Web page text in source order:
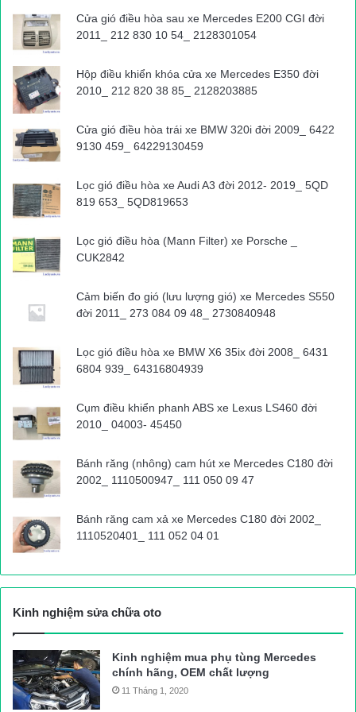
dụng, không có phù hiệu, sẽ xử lý ngay và xử lý dứt điểm.
Để tăng cường công tác đảm bảo ANTT ATGT khu vực trường
học, ông Thuận cũng đề nghị các trường học cần xây dựng quy
trình công tác đưa đón học sinh; tổ chức cho phụ huynh làm
bản cam kết thực hiện đảm bảo ANTT, ATGT khu vực trường
học; tổ chức tuyên truyền quán triệt quy định đảm bảo ANTT,
ATGT cho phụ huynh, học sinh.
“Không chỉ cương quyết xử lý các trường hợp xe đưa đón học
sinh trái quy định, mỗi thành viên trong lực lượng liên ngành,
thành tra địa phương còn là mỗi tuyên truyền viên tích cực
trong công tác tuyên truyền ANTT, ATGT”, ông Thuận yêu cầu.
Nguồn bài viết:ATGT.VN
tai nạn giao thông Tin tuc trong ngay
Cửa gió điều hòa sau xe Mercedes E200 CGI đời
2011_ 212 830 10 54_ 2128301054
Hộp điều khiển khóa cửa xe Mercedes E350 đời
2010_ 212 820 38 85_ 2128203885
Cửa gió điều hòa trái xe BMW 320i đời 2009_ 6422
9130 459_ 64229130459
Lọc gió điều hòa xe Audi A3 đời 2012- 2019_ 5QD
819 653_ 5QD819653
Lọc gió điều hòa (Mann Filter) xe Porsche _
CUK2842
Cảm biến đo gió (lưu lượng gió) xe Mercedes S550
đời 2011_ 273 084 09 48_ 2730840948
Lọc gió điều hòa xe BMW X6 35ix đời 2008_ 6431
6804 939_ 64316804939
Cụm điều khiển phanh ABS xe Lexus LS460 đời
2010_ 04003- 45450
Bánh răng (nhông) cam hút xe Mercedes C180 đời
2002_ 1110500947_ 111 050 09 47
Bánh răng cam xả xe Mercedes C180 đời 2002_
1110520401_ 111 052 04 01
Kinh nghiệm sửa chữa oto
Kinh nghiệm mua phụ tùng Mercedes
chính hãng, OEM chất lượng
11 Tháng 1, 2020